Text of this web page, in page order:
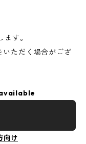
す。
いただく場合がござ
向け